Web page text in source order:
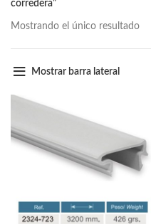
corredera”
Mostrando el único resultado
Mostrar barra lateral